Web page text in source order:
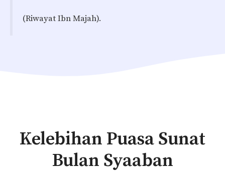
(Riwayat Ibn Majah).
Kelebihan Puasa Sunat
Bulan Syaaban